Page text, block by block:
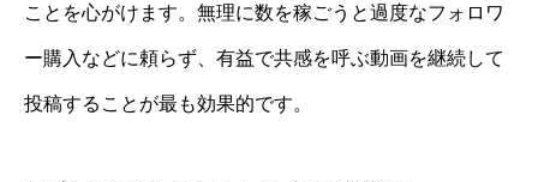
ことを心がけます。無理に数を稼ごうと過度なフォロワ
ー購入などに頼らず、有益で共感を呼ぶ動画を継続して
投稿することが最も効果的です。